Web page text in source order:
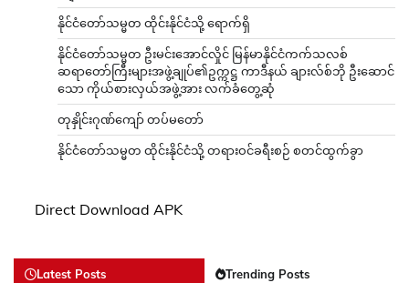
နိုင်ငံတော်သမ္မတ ထိုင်းနိုင်ငံသို့ ရောက်ရှိ
နိုင်ငံတော်သမ္မတ ဦးမင်းအောင်လှိုင် မြန်မာနိုင်ငံကက်သလစ်
ဆရာတော်ကြီးများအဖွဲ့ချုပ်၏ဥက္ကဋ္ဌ ကာဒီနယ် ချားလ်စ်ဘို ဦးဆောင်
သော ကိုယ်စားလှယ်အဖွဲ့အား လက်ခံတွေ့ဆုံ
တုနှိုင်းဂုဏ်ကျော် တပ်မတော်
နိုင်ငံတော်သမ္မတ ထိုင်းနိုင်ငံသို့ တရားဝင်ခရီးစဉ် စတင်ထွက်ခွာ
Direct Download APK
Latest Posts Trending Posts